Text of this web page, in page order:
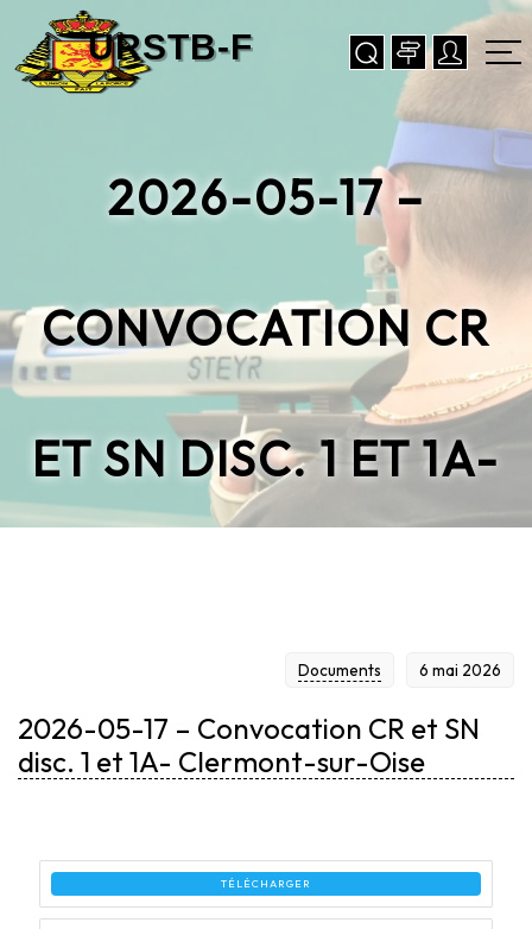
2026-05-17 –
CONVOCATION CR
ET SN DISC. 1 ET 1A-
OISE
6 mai 2026
Documents
2026-05-17 – Convocation CR et SN
disc. 1 et 1A- Clermont-sur-Oise
TÉLÉCHARGER